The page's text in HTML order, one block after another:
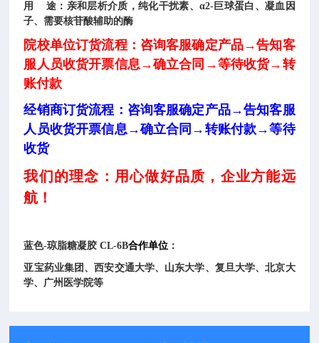
用 途：亲和层析介质，纯化干扰素、α2-巨球蛋白、凝血因
子、需要核苷酸辅助的酶
院校单位订货流程： 咨询客服确定产品→告知客
服人员收货开票信息→确立合同→等待收货→转
账付款
经销商订货流程： 咨询客服确定产品→告知客服
人员收货开票信息→确立合同→ 转账付款→等待
收货
我们的理念：用心做好品质，企业方能远
航！
蓝色-琼脂糖凝胶 CL-6B合作单位 ：
亚宝药业集团、西安交通大学、山东大学、复旦大学、北京大
学、广州医学院等